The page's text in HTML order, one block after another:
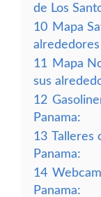
de Los
10 Mapa
alrededores
11
Mapa
sus
12
Panama:
13 Talleres
Panama:
14
Panama: